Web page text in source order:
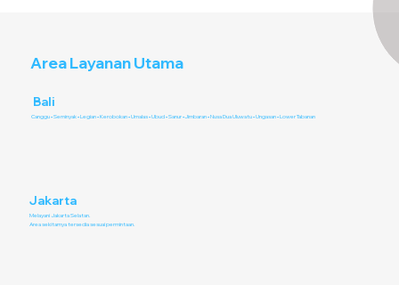
Area Layanan Utama
Bali
Canggu • Seminyak • Legian • Kerobokan • Umalas • Ubud • Sanur •Jimbaran • Nusa Dua Uluwatu • Ungasan • Lower Tabanan
Jakarta
Melayani Jakarta Selatan.
Area sekitarnya tersedia sesuai permintaan.